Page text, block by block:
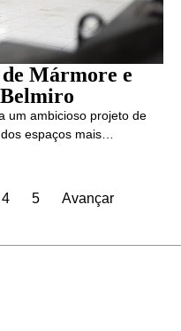
Mármore e
um ambicioso projeto de
espaços mais…
4 5 Avançar